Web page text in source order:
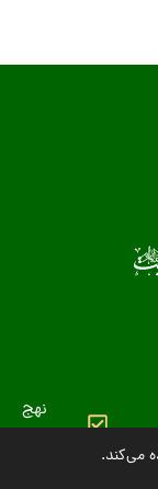
نهج
می‌کند.